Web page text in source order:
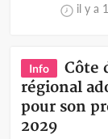
il y a
Info
Côte
régional
pour son
2029